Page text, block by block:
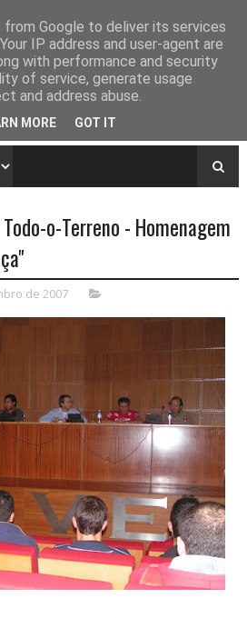
o-Terreno - Homenagem
de 2007
Google to deliver its services
IP address and user-agent are
with performance and security
of service, generate usage
and address abuse.
MORE GOT IT